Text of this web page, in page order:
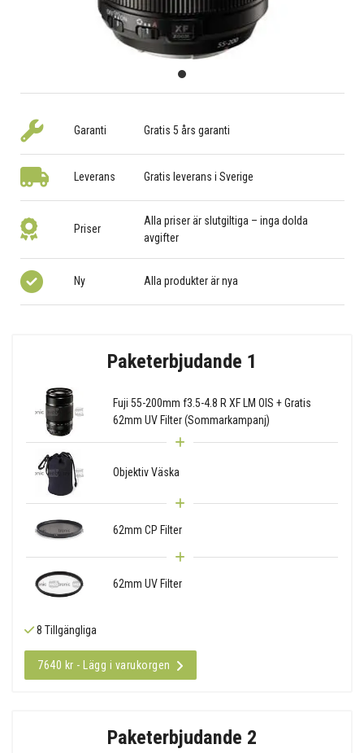
Garanti Gratis 5 års garanti
Leverans Gratis leverans i Sverige
Priser
Alla priser är slutgiltiga – inga dolda
avgifter
Ny Alla produkter är nya
Paketerbjudande 1
Fuji 55-200mm f3.5-4.8 R XF LM OIS + Gratis
62mm UV Filter (Sommarkampanj)
Objektiv Väska
62mm CP Filter
62mm UV Filter
8 Tillgängliga
7640 kr - Lägg i varukorgen
Paketerbjudande 2